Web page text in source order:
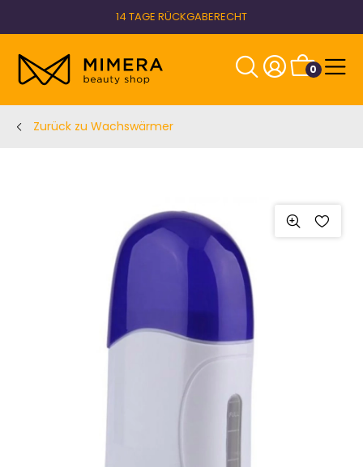
14 TAGE RÜCKGABERECHT
0
Zurück zu Wachswärmer